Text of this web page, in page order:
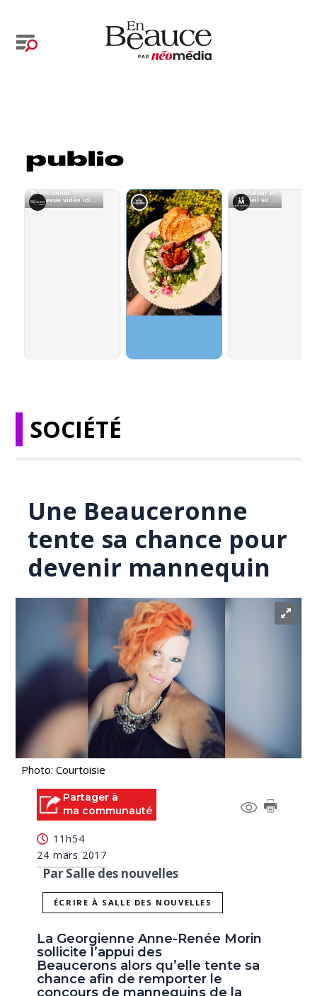
SOCIÉTÉ
Une Beauceronne
tente sa chance pour
devenir mannequin
Photo: Courtoisie
Partager à
ma communauté
11h54
24 mars 2017
Par Salle des nouvelles
ÉCRIRE À SALLE DES NOUVELLES
La Georgienne Anne-Renée Morin
sollicite l’appui des
Beaucerons alors qu’elle tente sa
chance afin de remporter le
concours de mannequins de la